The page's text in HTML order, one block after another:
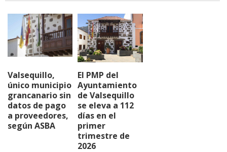
Valsequillo,
único municipio
grancanario sin
datos de pago
a proveedores,
según ASBA
El PMP del
Ayuntamiento
de Valsequillo
se eleva a 112
días en el
primer
trimestre de
2026